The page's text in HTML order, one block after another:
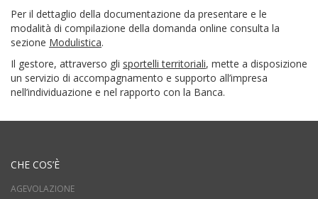
Per il dettaglio della documentazione da presentare e le
modalità di compilazione della domanda online consulta la
sezione Modulistica.
Il gestore, attraverso gli sportelli territoriali, mette a disposizione
un servizio di accompagnamento e supporto all’impresa
nell’individuazione e nel rapporto con la Banca.
CHE COS’È
AGEVOLAZIONE